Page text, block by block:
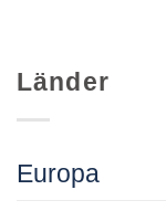
Länder
Europa